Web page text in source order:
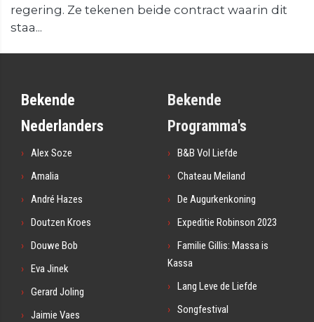
regering. Ze tekenen beide contract waarin dit
staa...
Bekende
Nederlanders
Alex Soze
Amalia
André Hazes
Doutzen Kroes
Douwe Bob
Eva Jinek
Gerard Joling
Jaimie Vaes
Bekende
Programma's
B&B Vol Liefde
Chateau Meiland
De Augurkenkoning
Expeditie Robinson 2023
Familie Gillis: Massa is
Kassa
Lang Leve de Liefde
Songfestival